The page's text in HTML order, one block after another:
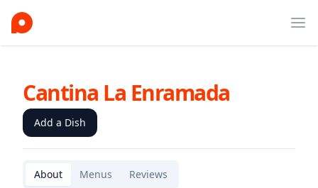
Cantina La Enramada
Add a Dish
About Menus Reviews